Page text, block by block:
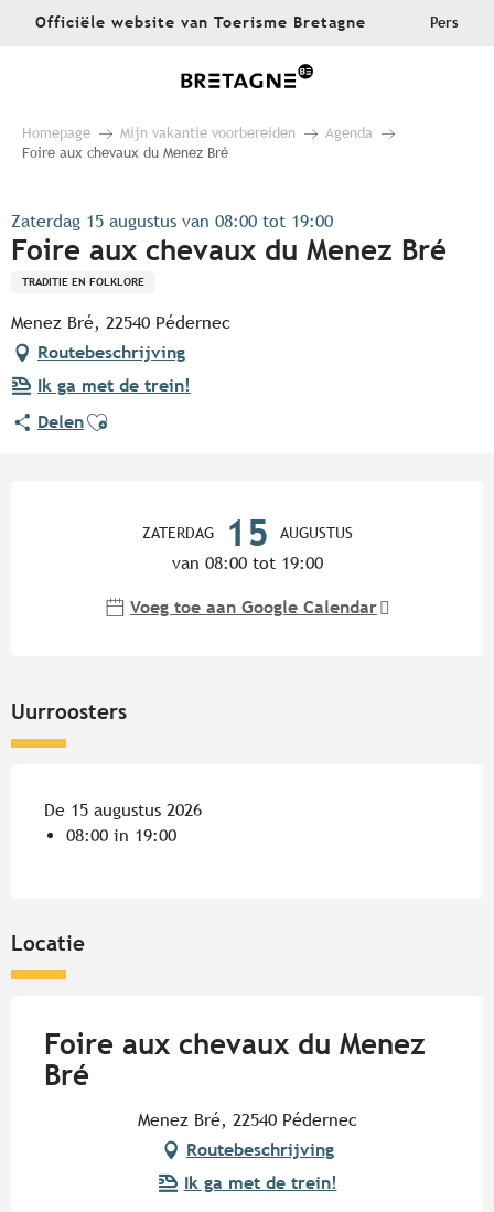
AllerOfficiële website van Toerisme Bretagne Pers
Homepage Mijn vakantie voorbereiden
Agenda
Foire aux chevaux du Menez Bré
Zaterdag 15 augustus van 08:00 tot 19:00
Foire aux chevaux du Menez Bré
TRADITIE EN FOLKLORE
Menez Bré, 22540 Pédernec
Routebeschrijving
Ik ga met de trein!
DelenAjouter aux favoris
ZATERDAG 15 AUGUSTUS
van 08:00 tot 19:00
Voeg toe aan Google Calendar
Uurroosters
De 15 augustus 2026
08:00 in 19:00
Locatie
Foire aux chevaux du Menez
Bré
Menez Bré, 22540 Pédernec
Routebeschrijving
Ik ga met de trein!